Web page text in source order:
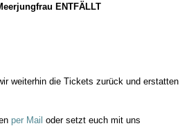
ENTFÄLLT
weiterhin die Tickets zurück und erstatten
per Mail oder setzt euch mit uns